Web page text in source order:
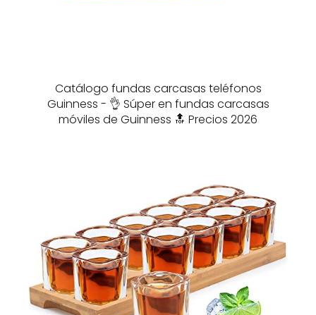
Catálogo fundas carcasas teléfonos
Guinness - 👌 Súper en fundas carcasas
móviles de Guinness 🔝 Precios 2026